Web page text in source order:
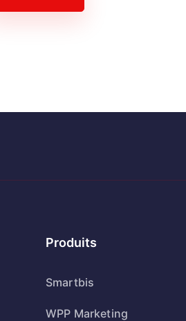
Produits
Smartbis
WPP Marketing